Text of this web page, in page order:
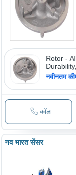
Rotor -
Resistant
Vendor,
नवीनतम
कॉल
नव भारत सेंसर